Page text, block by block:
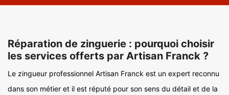
Réparation de zinguerie : pourquoi choisir
les services offerts par Artisan Franck ?
Le zingueur professionnel Artisan Franck est un expert reconnu
dans son métier et il est réputé pour son sens du détail et de la